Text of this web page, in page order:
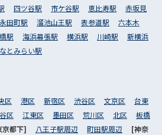
四ツ谷駅 市ケ谷駅 恵比寿駅
赤坂見
永田町駅 溜池山王駅 表参道駅
六本木
駅 海浜幕張駅 横浜駅 川崎駅
新横浜
とみらい駅
区 港区 新宿区 渋谷区 文京区
台東
区 江東区 墨田区 荒川区 北区
板橋
京都下] 八王子駅周辺 町田駅周辺 [神奈